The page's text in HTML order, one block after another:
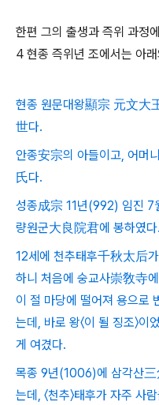
한편 그의 출생과 즉위 과정
4 현종 즉위년 조에서는 아
현종 원문대왕顯宗 元文大
世다.
안종安宗의 아들이고, 어머
氏다.
성종成宗 11년(992) 임진 7
량원군大良院君에 봉하였다.
12세에 천추태후千秋太后
하니 처음에 숭교사崇敎寺
이 절 마당에 떨어져 용으로
는데, 바로 왕〈이 될 징조〉이
게 여겼다.
목종 9년(1006)에 삼각산
는데, 〈천추〉태후가 자주 사